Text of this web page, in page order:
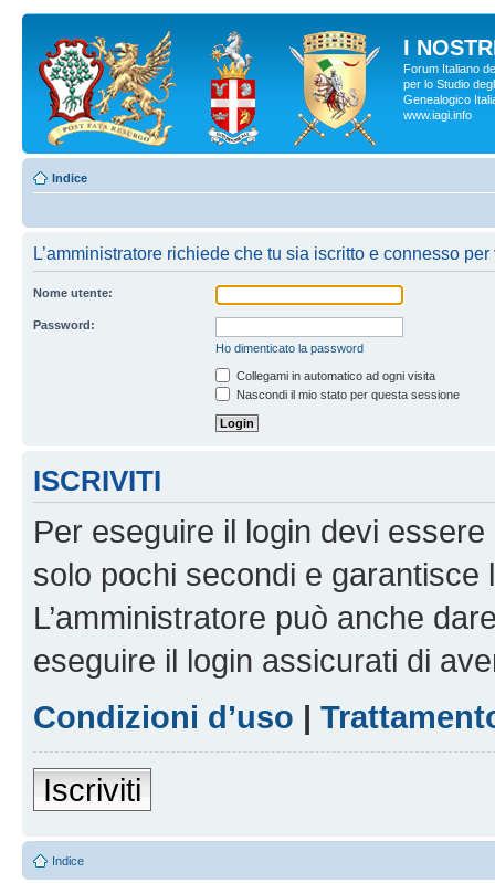
I
Forum Italiano
per lo Studio
Genealogico
www.iagi.info
Indice
L’amministratore richiede che tu sia iscritto e connesso
Nome utente:
Password:
Ho dimenticato la password
Collegami in automatico ad ogni visita
Nascondi il mio stato per questa sessione
ISCRIVITI
Per eseguire il login devi
solo pochi secondi e garantisce
L’amministratore può anche
eseguire il login assicurati di
Condizioni d’uso |
Iscriviti
Indice